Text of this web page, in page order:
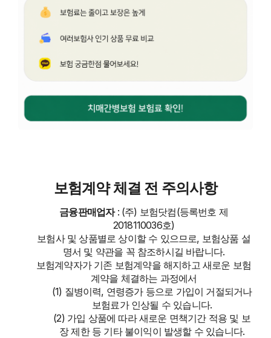
보험계약 체결 전 주의사항
금융판매업자: (주) 보험닷컴(등록번호 제
2018110036호)
보험사 및 상품별로 상이할 수 있으므로, 보험상품 설
명서 및 약관을 꼭 참조하시길 바랍니다.
보험계약자가 기존 보험계약을 해지하고 새로운 보험
계약을 체결하는 과정에서
(1) 질병이력, 연령증가 등으로 가입이 거절되거나
보험료가 인상될 수 있습니다.
(2) 가입 상품에 따라 새로운 면책기간 적용 및 보
장 제한 등 기타 불이익이 발생할 수 있습니다.